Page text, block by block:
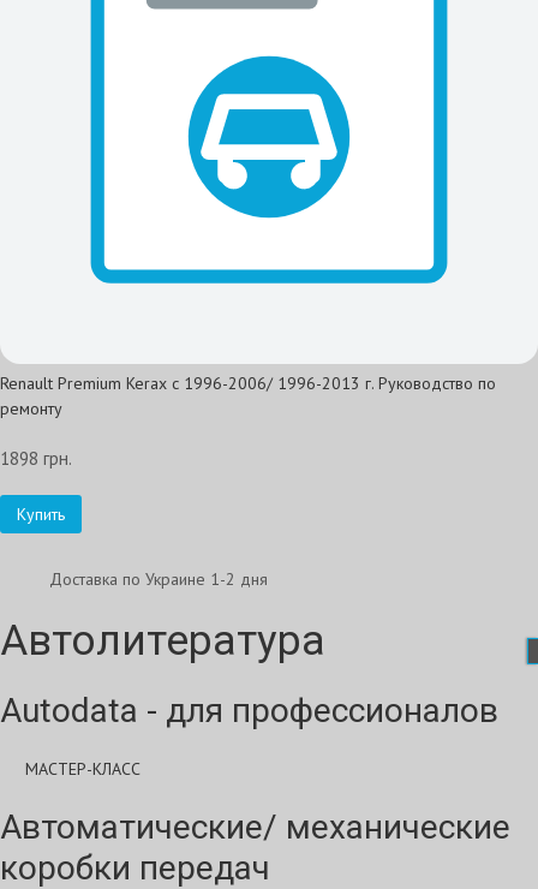
Renault Premium Kerax с 1996-2006/ 1996-2013 г. Руководство по
ремонту
1898 грн.
Купить
Доставка по Украине 1-2 дня
Автолитература
Autodata - для профессионалов
МАСТЕР-КЛАСС
Автоматические/ механические
коробки передач